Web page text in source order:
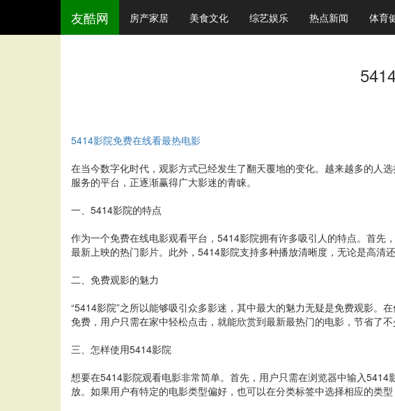
友酷网 房产家居 美食文化 综艺娱乐 热点新闻 体育
5414影院免费在线看最热电影
在当今数字化时代，观影方式已经发生了翻天覆地的变化。越来越多的人
服务的平台，正逐渐赢得广大影迷的青睐。
一、5414影院的特点
作为一个免费在线电影观看平台，5414影院拥有许多吸引人的特点。首
最新上映的热门影片。此外，5414影院支持多种播放清晰度，无论是高清
二、免费观影的魅力
“5414影院”之所以能够吸引众多影迷，其中最大的魅力无疑是免费观影
免费，用户只需在家中轻松点击，就能欣赏到最新最热门的电影，节省了不
三、怎样使用5414影院
想要在5414影院观看电影非常简单。首先，用户只需在浏览器中输入
放。如果用户有特定的电影类型偏好，也可以在分类标签中选择相应的类型